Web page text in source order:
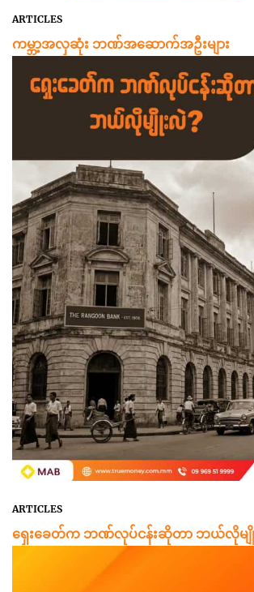
ARTICLES
ကမ္ဘာ့အလှဆုံး ဘဏ်အဆောက်အဦးများ
ARTICLES
ရှေးခေတ်က ဘဏ်လုပ်ငန်းဆိုတာ ဘယ်လိုမ